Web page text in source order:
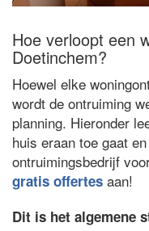
Hoe verloopt een
Doetinchem?
Hoewel elke
wordt de ontruiming
planning. Hieronder
huis eraan toe gaat
ontruimingsbedrijf
gratis offertes aan!
Dit is het algemene